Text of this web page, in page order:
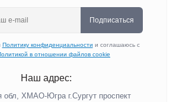
Подписаться
Политику конфиденциальности и соглашаюсь с
в отношении файлов cookie
Наш адрес:
обл, ХМАО-Югра г.Сургут проспект